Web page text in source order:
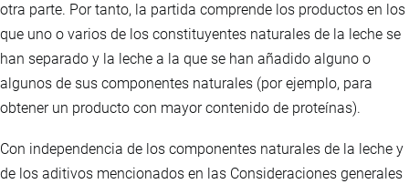
otra parte. Por tanto, la partida comprende los productos en los
que uno o varios de los constituyentes naturales de la leche se
han separado y la leche a la que se han añadido alguno o
algunos de sus componentes naturales (por ejemplo, para
obtener un producto con mayor contenido de proteínas).
Con independencia de los componentes naturales de la leche y
de los aditivos mencionados en las Consideraciones generales